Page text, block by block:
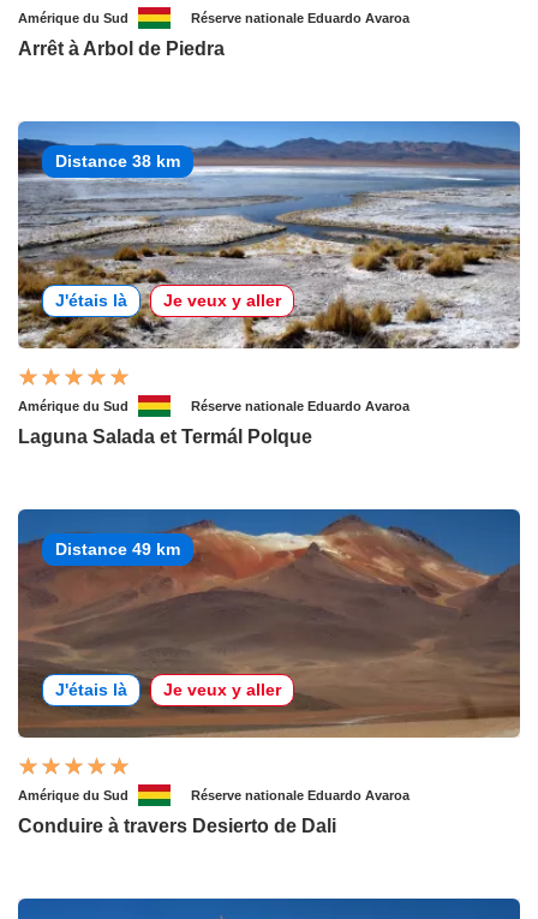
Amérique du Sud Réserve nationale Eduardo Avaroa
Arrêt à Arbol de Piedra
Distance 38 km
J'étais là Je veux y aller
Amérique du Sud Réserve nationale Eduardo Avaroa
Laguna Salada et Termál Polque
Distance 49 km
J'étais là Je veux y aller
Amérique du Sud Réserve nationale Eduardo Avaroa
Conduire à travers Desierto de Dali